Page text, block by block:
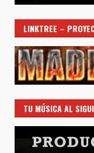
LINKTREE –
TU MÚSICA AL